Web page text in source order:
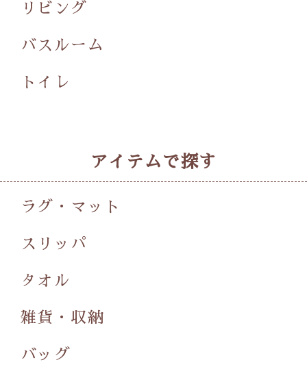
リビング
バスルーム
トイレ
アイテムで探す
ラグ・マット
スリッパ
タオル
雑貨・収納
バッグ